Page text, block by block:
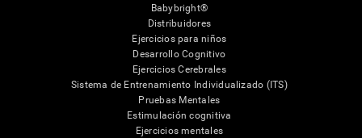
Babybright®
Distribuidores
Ejercicios para niños
Desarrollo Cognitivo
Ejercicios Cerebrales
Sistema de Entrenamiento Individualizado (ITS)
Pruebas Mentales
Estimulación cognitiva
Ejercicios mentales